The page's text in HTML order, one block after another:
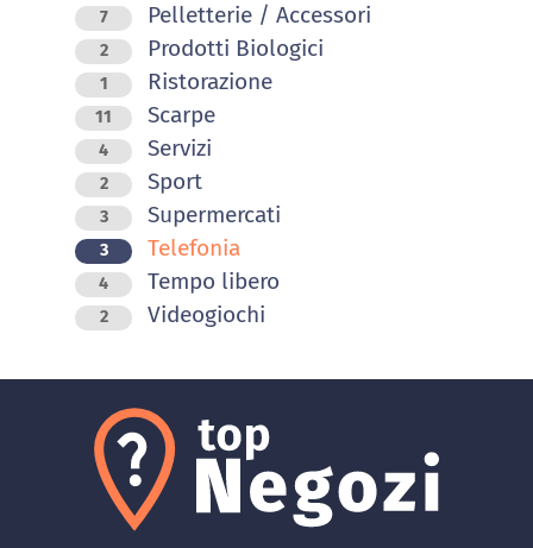
7 Pelletterie / Accessori
2 Prodotti Biologici
1 Ristorazione
11 Scarpe
4 Servizi
2 Sport
3 Supermercati
3 Telefonia
4 Tempo libero
2 Videogiochi